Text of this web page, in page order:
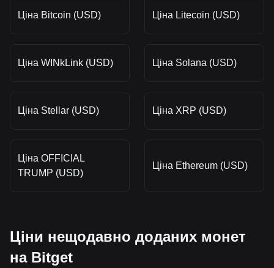
Ціна Bitcoin (USD) Ціна Litecoin (USD)
Ціна WINkLink (USD) Ціна Solana (USD)
Ціна Stellar (USD) Ціна XRP (USD)
Ціна OFFICIAL
TRUMP (USD)
Ціна Ethereum (USD)
Ціни нещодавно доданих монет
на Bitget